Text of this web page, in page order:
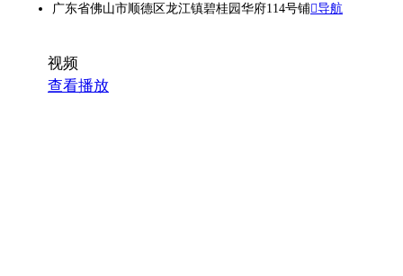
广东省佛山市顺德区龙江镇碧桂园华府114号铺导航
视频
查看播放